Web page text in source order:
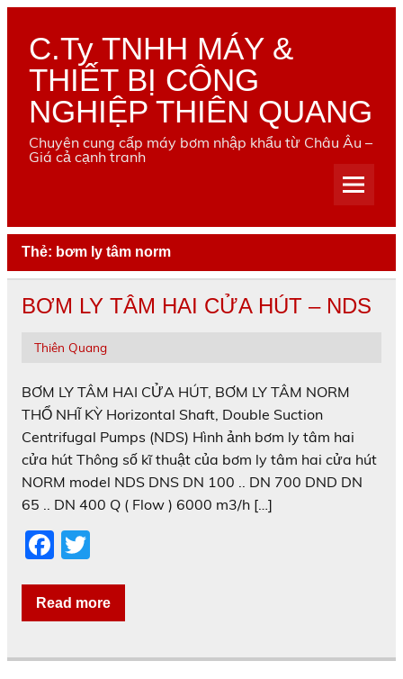
Skip
contentC.Ty TNHH MÁY &
THIẾT BỊ CÔNG
NGHIỆP THIÊN QUANG
Chuyên cung cấp máy bơm nhập khẩu từ Châu Âu –
Giá cả cạnh tranh
Thẻ: bơm ly tâm norm
BƠM LY TÂM HAI CỬA HÚT – NDS
Thiên Quang
BƠM LY TÂM HAI CỬA HÚT, BƠM LY TÂM NORM
THỔ NHĨ KỲ Horizontal Shaft, Double Suction
Centrifugal Pumps (NDS) Hình ảnh bơm ly tâm hai
cửa hút Thông số kĩ thuật của bơm ly tâm hai cửa hút
NORM model NDS DNS DN 100 .. DN 700 DND DN
65 .. DN 400 Q ( Flow ) 6000 m3/h […]
F
c
e
b
itt
er
Read more